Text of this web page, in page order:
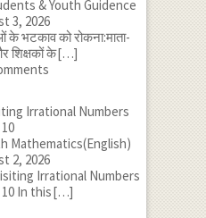
& Youth Guidence
3, 2026
के भटकाव को रोकना:माता-
शिक्षकों के[…]
Irrational Numbers
Mathematics(English)
2, 2026
Irrational Numbers
10 In this[…]